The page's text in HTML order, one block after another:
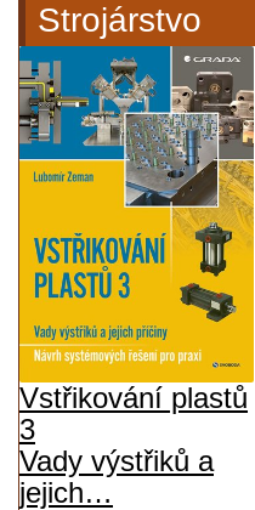
Strojárstvo
Vstřikování plastů
3
Vady výstřiků a
jejich…